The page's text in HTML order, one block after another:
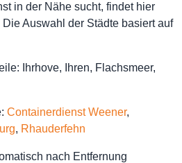
in der Nähe sucht, findet hier
Auswahl der Städte basiert auf
Ihrhove, Ihren, Flachsmeer,
Containerdienst Weener,
, Rhauderfehn
nach Entfernung